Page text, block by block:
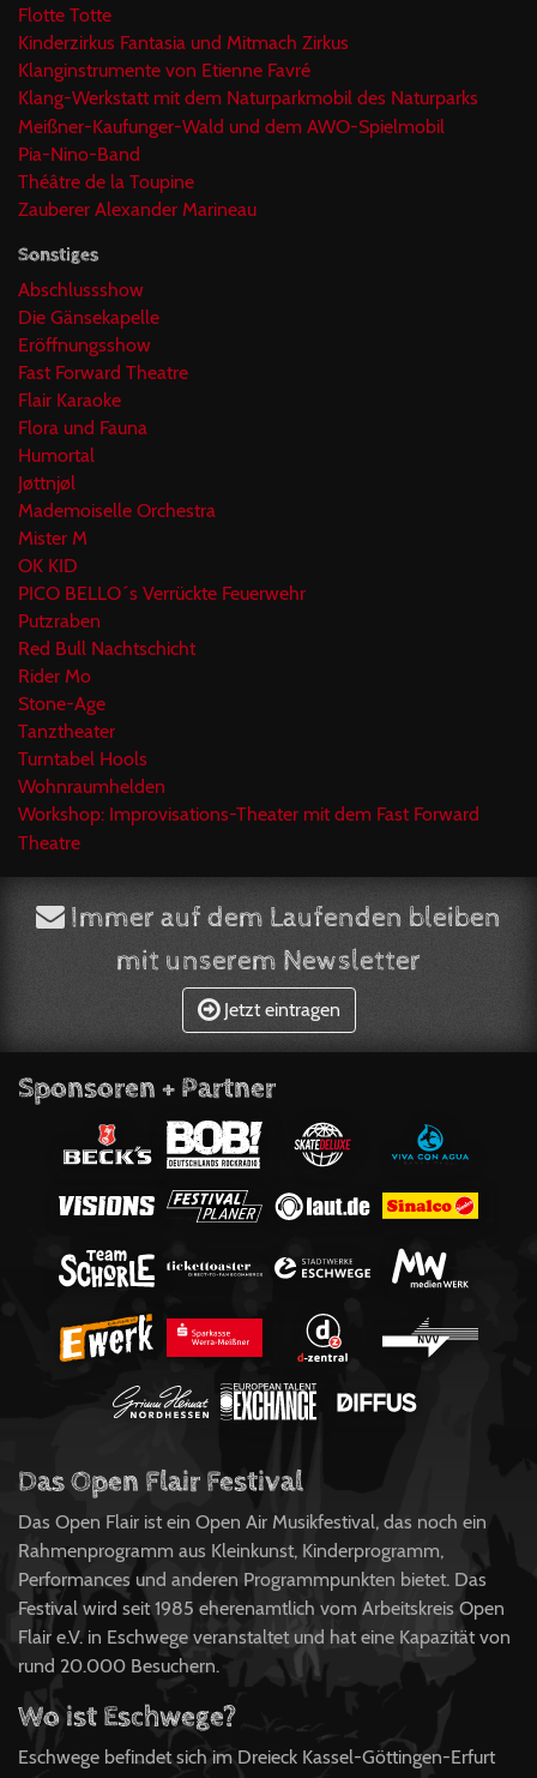
Flotte Totte
Kinderzirkus Fantasia und Mitmach Zirkus
Klanginstrumente von Etienne Favré
Klang-Werkstatt mit dem Naturparkmobil des Naturparks
Meißner-Kaufunger-Wald und dem AWO-Spielmobil
Pia-Nino-Band
Théâtre de la Toupine
Zauberer Alexander Marineau
Sonstiges
Abschlussshow
Die Gänsekapelle
Eröffnungsshow
Fast Forward Theatre
Flair Karaoke
Flora und Fauna
Humortal
Jøttnjøl
Mademoiselle Orchestra
Mister M
OK KID
PICO BELLO´s Verrückte Feuerwehr
Putzraben
Red Bull Nachtschicht
Rider Mo
Stone-Age
Tanztheater
Turntabel Hools
Wohnraumhelden
Workshop: Improvisations-Theater mit dem Fast Forward
Theatre
Immer auf dem Laufenden bleiben
mit unserem Newsletter
Jetzt eintragen
Sponsoren + Partner
Das Open Flair Festival
Das Open Flair ist ein Open Air Musikfestival, das noch ein
Rahmenprogramm aus Kleinkunst, Kinderprogramm,
Performances und anderen Programmpunkten bietet. Das
Festival wird seit 1985 eherenamtlich vom Arbeitskreis Open
Flair e.V. in Eschwege veranstaltet und hat eine Kapazität von
rund 20.000 Besuchern.
Wo ist Eschwege?
Eschwege befindet sich im Dreieck Kassel-Göttingen-Erfurt